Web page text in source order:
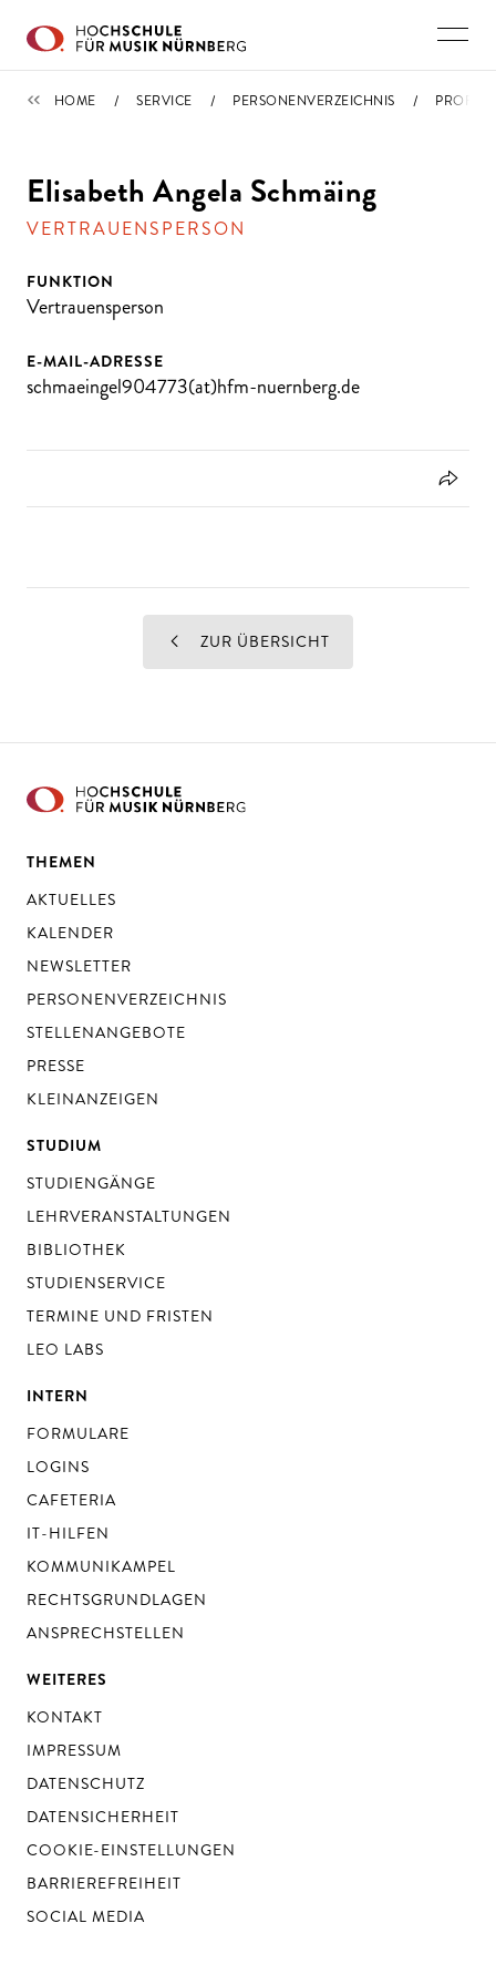
PERSONENVERZEICHNIS
HOME SERVICE PERSONENVERZEICHNIS PROFIL
Elisabeth Angela Schmäing
VERTRAUENSPERSON
FUNKTION
Vertrauensperson
E-MAIL-ADRESSE
schmaeingel904773(at)hfm-nuernberg.de
ZUR ÜBERSICHT
THEMEN
AKTUELLES
KALENDER
NEWSLETTER
PERSONENVERZEICHNIS
STELLENANGEBOTE
PRESSE
KLEINANZEIGEN
STUDIUM
STUDIENGÄNGE
LEHRVERANSTALTUNGEN
BIBLIOTHEK
STUDIENSERVICE
TERMINE UND FRISTEN
LEO LABS
INTERN
FORMULARE
LOGINS
CAFETERIA
IT-HILFEN
KOMMUNIKAMPEL
RECHTSGRUNDLAGEN
ANSPRECHSTELLEN
WEITERES
KONTAKT
IMPRESSUM
DATENSCHUTZ
DATENSICHERHEIT
COOKIE-EINSTELLUNGEN
BARRIEREFREIHEIT
SOCIAL MEDIA